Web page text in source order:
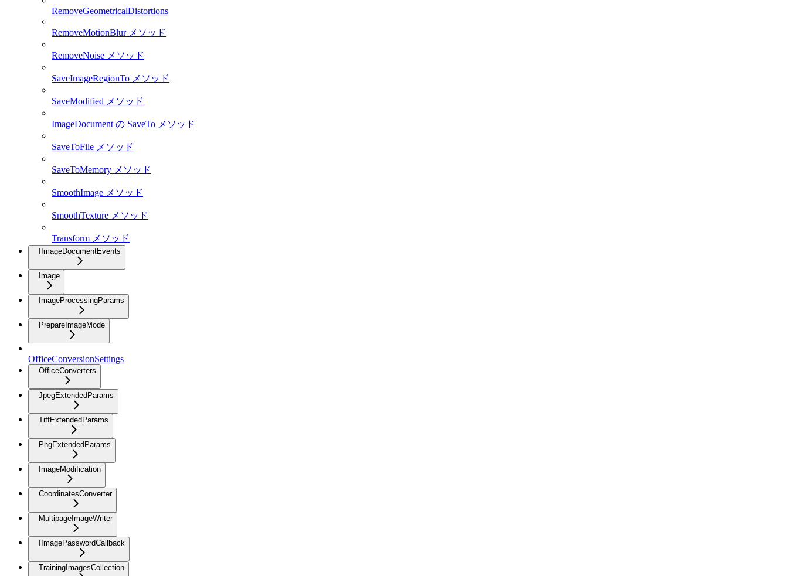
RemoveGeometricalDistortions
RemoveMotionBlur メソッド
RemoveNoise メソッド
SaveImageRegionTo メソッド
SaveModified メソッド
ImageDocument の SaveTo メソッド
SaveToFile メソッド
SaveToMemory メソッド
SmoothImage メソッド
SmoothTexture メソッド
Transform メソッド
IImageDocumentEvents
Image
ImageProcessingParams
PrepareImageMode
OfficeConversionSettings
OfficeConverters
JpegExtendedParams
TiffExtendedParams
PngExtendedParams
ImageModification
CoordinatesConverter
MultipageImageWriter
IImagePasswordCallback
TrainingImagesCollection